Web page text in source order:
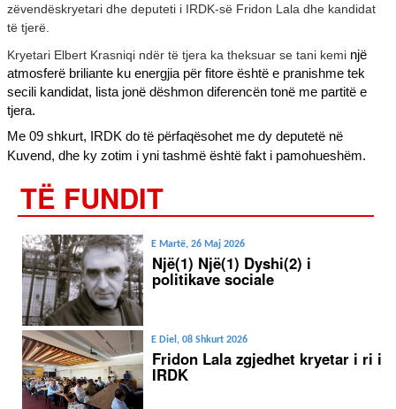
zëvendëskryetari dhe deputeti i IRDK-së Fridon Lala dhe kandidat
të tjerë.
Kryetari Elbert Krasniqi ndër të tjera ka theksuar se tani kemi një
atmosferë briliante ku energjia për fitore është e pranishme tek
secili kandidat, lista jonë dëshmon diferencën tonë me partitë e
tjera.
Me 09 shkurt, IRDK do të përfaqësohet me dy deputetë në
Kuvend, dhe ky zotim i yni tashmë është fakt i pamohueshëm.
TË FUNDIT
E Martë, 26 Maj 2026
Një(1) Një(1) Dyshi(2) i
politikave sociale
E Diel, 08 Shkurt 2026
Fridon Lala zgjedhet kryetar i ri i
IRDK